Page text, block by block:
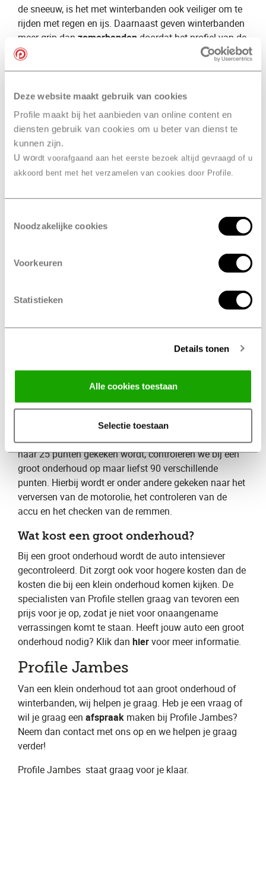
Deze website maakt gebruik van cookies
Profile maakt bij het aanbieden van online content en
diensten gebruik van cookies om u beter van dienst te
kunnen zijn.
U wordt voorafgaand aan het eerste bezoek altijd gevraagd of u
akkoord bent met het verzamelen van cookies door Profile.
Noodzakelijke cookies
Voorkeuren
Statistieken
Details tonen
Alle cookies toestaan
Selectie toestaan
de sneeuw, is het met winterbanden ook veiliger om te
rijden met regen en ijs. Daarnaast geven winterbanden
meer grip dan ​ zomerbanden ​ doordat het profiel van de
band dieper ligt.
Naast onze kennis over winterbanden, bieden wij ook
een groot aanbod aan winterbanden voor de verkoop.
winterbanden kopen
Profile Jambes ​ je graag van een uitgebreid advies. Wij
selecteren graag de ​ beste winterbanden​ voor jou en je
auto.
Verschil groot en klein
​klein onderhoud
​ kijken onze specialisten naar
banden, verlichting, remblokken en het uitlaatsysteem.
maken van een afspraak wordt er door onze Profile
weet je precies waar je aan toe bent!
Groot onderhoud
Naast een klein onderhoud bieden wij ook ​
groot onderhoud​. Waarbij er bij een klein onderhoud
naar 25 punten gekeken wordt, controleren we bij een
groot onderhoud op maar liefst 90 verschillende
punten. Hierbij wordt er onder andere gekeken naar het
verversen van de motorolie, het controleren van de
accu en het checken van de remmen.
Wat kost een groot onderhoud?
Bij een groot onderhoud wordt de auto intensiever
gecontroleerd. Dit zorgt ook voor hogere kosten dan de
kosten die bij een klein onderhoud komen kijken. De
specialisten van Profile stellen graag van tevoren een
prijs voor je op, zodat je niet voor onaangename
verrassingen komt te staan. Heeft jouw auto een groot
onderhoud nodig? Klik dan ​ hier​ voor meer informatie.
Profile Jambes
Van een klein onderhoud tot aan groot onderhoud of
winterbanden, wij helpen je graag. Heb je een vraag of
wil je graag een ​ afspraak ​ maken bij Profile Jambes​?
Neem dan contact met ons op en we helpen je graag
verder!
Profile Jambes ​ staat graag voor je klaar.